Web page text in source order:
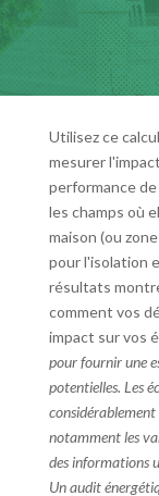
Utilisez ce
mesurer
performance
les champs où
maison (ou
pour l'isolation
résultats
comment vos
impact sur vos
pour fournir une
potentielles. Les
notamment les
des informations
Un audit